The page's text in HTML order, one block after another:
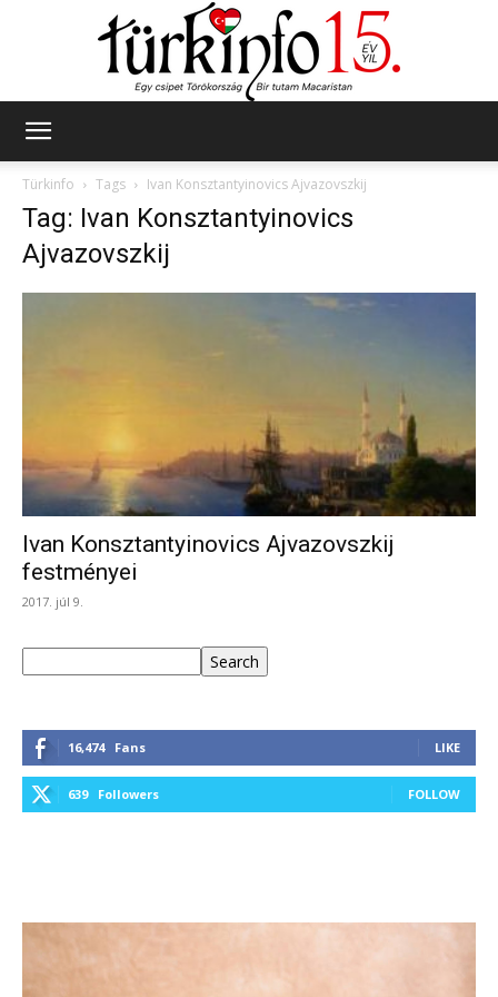
Türkinfo
Tags Ivan Konsztantyinovics Ajvazovszkij
Tag: Ivan Konsztantyinovics
Ajvazovszkij
Ivan Konsztantyinovics Ajvazovszkij
festményei
2017. júl 9.
Search
16,474 Fans LIKE
639 Followers FOLLOW